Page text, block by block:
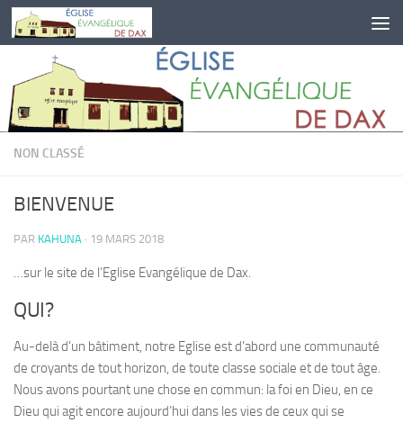
Skip to content
NON CLASSÉ
BIENVENUE
PAR KAHUNA · 19 MARS 2018
…sur le site de l’Eglise Evangélique de Dax.
QUI?
Au-delà d’un bâtiment, notre Eglise est d’abord une communauté
de croyants de tout horizon, de toute classe sociale et de tout âge.
Nous avons pourtant une chose en commun: la foi en Dieu, en ce
Dieu qui agit encore aujourd’hui dans les vies de ceux qui se